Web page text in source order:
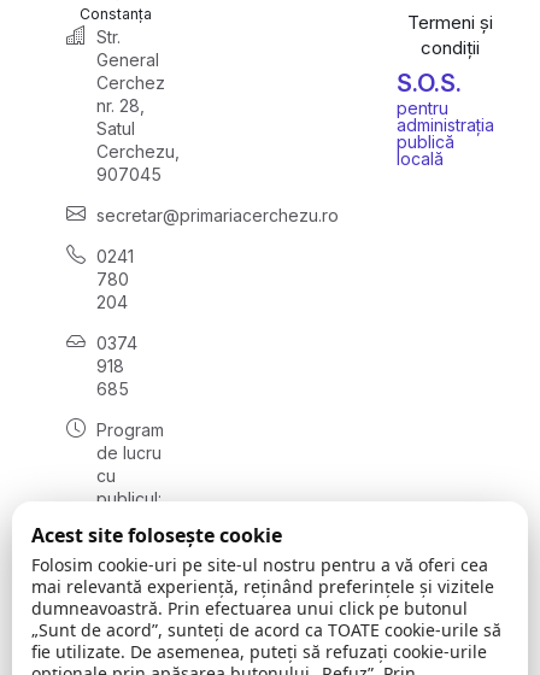
Constanța
Str.
General
Cerchez
nr. 28,
Satul
Cerchezu,
907045
secretar@primariacerchezu.ro
0241
780
204
0374
918
685
Program
de lucru
cu
publicul:
08:00 -
16:30
, vineri:
08:00 -
14:00
Termeni și
condiții
S.O.S.
pentru
administrația
publică
locală
Acest site folosește cookie
Folosim cookie-uri pe site-ul nostru pentru a vă oferi cea
mai relevantă experiență, reținând preferințele și vizitele
dumneavoastră. Prin efectuarea unui click pe butonul
„Sunt de acord”, sunteți de acord ca TOATE cookie-urile să
fie utilizate. De asemenea, puteți să refuzați cookie-urile